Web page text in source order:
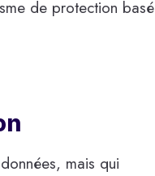
de protection basé
mais qui